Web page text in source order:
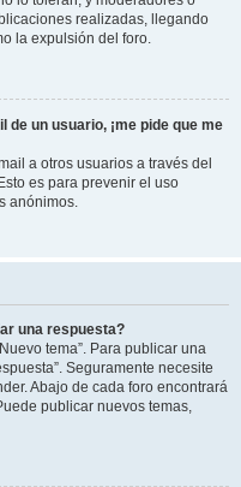
realizadas, llegando
la expulsión del foro.
de un usuario, ¡me pide que me
a otros usuarios a través del
es para prevenir el uso
anónimos.
una respuesta?
tema”. Para publicar una
Seguramente necesite
Abajo de cada foro encontrará
publicar nuevos temas,